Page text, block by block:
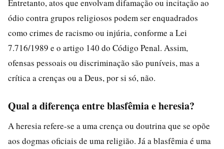
Entretanto, atos que envolvam difamação ou incitação ao
ódio contra grupos religiosos podem ser enquadrados
como crimes de racismo ou injúria, conforme a Lei
7.716/1989 e o artigo 140 do Código Penal. Assim,
ofensas pessoais ou discriminação são puníveis, mas a
crítica a crenças ou a Deus, por si só, não.
Qual a diferença entre blasfêmia e heresia?
A heresia refere-se a uma crença ou doutrina que se opõe
aos dogmas oficiais de uma religião. Já a blasfêmia é uma